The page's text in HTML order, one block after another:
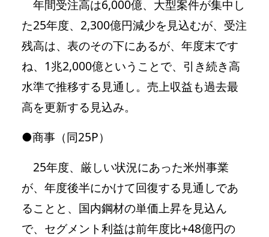
年間受注高は6,000億、大型案件が集中し
た25年度、2,300億円減少を見込むが、受注
残高は、表のその下にあるが、年度末です
ね、1兆2,000億ということで、引き続き高
水準で推移する見通し。売上収益も過去最
高を更新する見込み。
●商事（同25P）
25年度、厳しい状況にあった米州事業
が、年度後半にかけて回復する見通しであ
ることと、国内鋼材の単価上昇を見込ん
で、セグメント利益は前年度比+48億円の